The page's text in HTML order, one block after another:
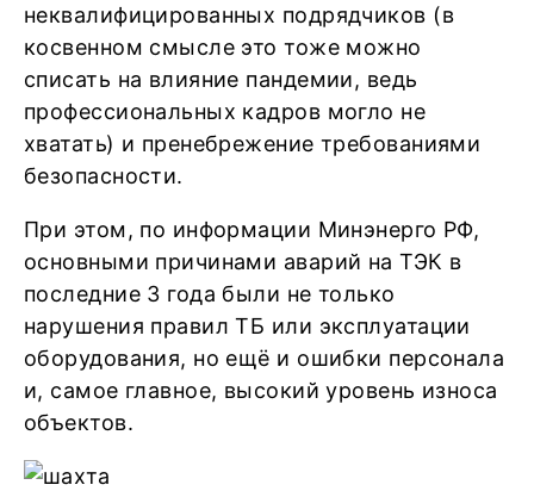
неквалифицированных подрядчиков (в
косвенном смысле это тоже можно
списать на влияние пандемии, ведь
профессиональных кадров могло не
хватать) и пренебрежение требованиями
безопасности.
При этом, по информации Минэнерго РФ,
основными причинами аварий на ТЭК в
последние 3 года были не только
нарушения правил ТБ или эксплуатации
оборудования, но ещё и ошибки персонала
и, самое главное, высокий уровень износа
объектов.